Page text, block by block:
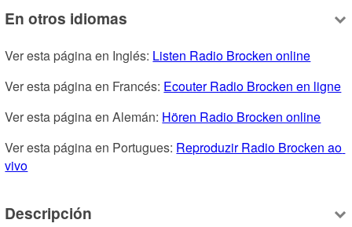
En otros idiomas
Ver esta página en Inglés: Listen Radio Brocken online
Ver esta página en Francés: Ecouter Radio Brocken en ligne
Ver esta página en Alemán: Hören Radio Brocken online
Ver esta página en Portugues: Reproduzir Radio Brocken ao
vivo
Descripción